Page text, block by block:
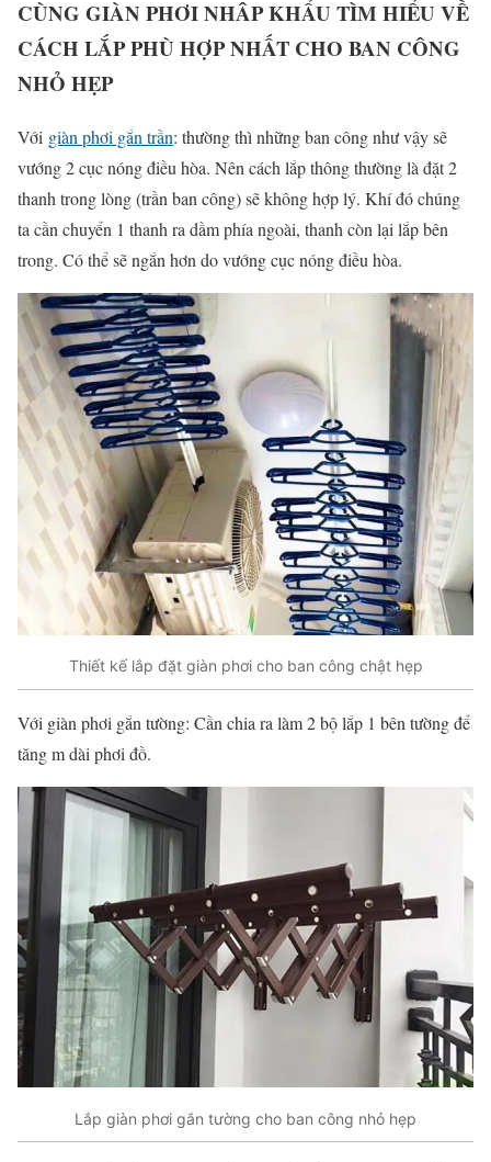
CÙNG GIÀN PHƠI NHÂP KHẨU TÌM HIỂU VỀ
CÁCH LẮP PHÙ HỢP NHẤT CHO BAN CÔNG
NHỎ HẸP
Với giàn phơi gắn trần: thường thì những ban công như vậy sẽ
vướng 2 cục nóng điều hòa. Nên cách lắp thông thường là đặt 2
thanh trong lòng (trần ban công) sẽ không hợp lý. Khí đó chúng
ta cần chuyển 1 thanh ra dầm phía ngoài, thanh còn lại lắp bên
trong. Có thể sẽ ngắn hơn do vướng cục nóng điều hòa.
Thiết kế lắp đặt giàn phơi cho ban công chật hẹp
Với giàn phơi gắn tường: Cần chia ra làm 2 bộ lắp 1 bên tường để
tăng m dài phơi đồ.
Lắp giàn phơi gắn tường cho ban công nhỏ hẹp